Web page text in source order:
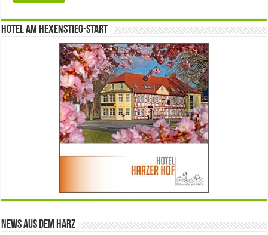
Hotel am Hexenstieg-Start
News aus dem Harz